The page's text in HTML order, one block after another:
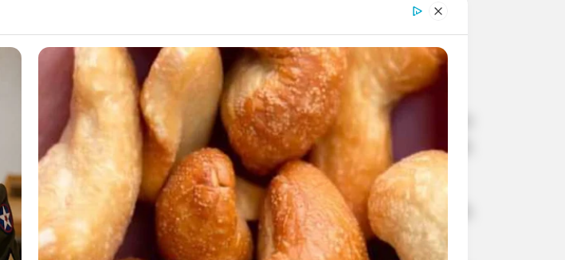
apresentadas para justificar a posse do dinheiro em moeda
os 72 mil dólares correspondem a cerca de R$ 360 mil.
Militar Rodoviária prendeu dois homens com 72 mil dólares
na Rodovia Raposo Tavares, em Ourinhos. Em moeda nacional,
equipes da corporação realizavam patrulhamento de rotina,
Mercosul.